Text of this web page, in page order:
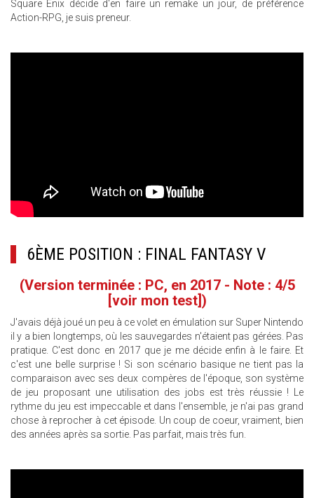
Square Enix décide d'en faire un remake un jour, de préférence
Action-RPG, je suis preneur.
6ÈME POSITION : FINAL FANTASY V
(Version terminée : PC, en 2017 - Note : 4/5
[voir mon test])
J'avais déjà joué un peu à ce volet en émulation sur Super Nintendo
il y a bien longtemps, où les sauvegardes n'étaient pas gérées. Pas
pratique. C'est donc en 2017 que je me décide enfin à le faire. Et
c'est une belle surprise ! Si son scénario basique ne tient pas la
comparaison avec ses deux compères de l'époque, son système
de jeu proposant une utilisation des jobs est très réussie ! Le
rythme du jeu est impeccable et dans l'ensemble, je n'ai pas grand
chose à reprocher à cet épisode. Un coup de coeur, vraiment, bien
des années après sa sortie. Pas parfait, mais très fun.